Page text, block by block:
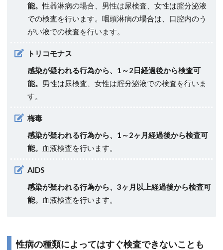
能。性器淋病の場合、男性は尿検査、女性は腟分泌液
での検査を行います。咽頭淋病の場合は、口腔内のう
がい液での検査を行います。
トリコモナス
感染が疑われる行為から、1～2日経過後から検査可
能。 男性は尿検査、女性は腟分泌液での検査を行いま
す。
梅毒
感染が疑われる行為から、1～2ヶ月経過後から検査可
能。
血液検査を行います。
AIDS
感染が疑われる行為から、3ヶ月以上経過後から検査可
能。
血液検査を行います。
性病の種類によってはすぐ検査できないことも